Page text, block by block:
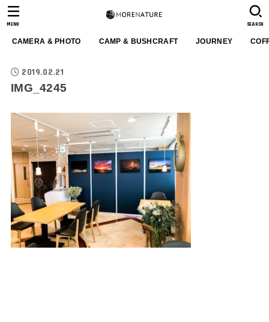
CAMERA & PHOTO CAMP & BUSHCRAFT JOURNEY
SEARCH
MENU
2019.02.21
IMG_4245